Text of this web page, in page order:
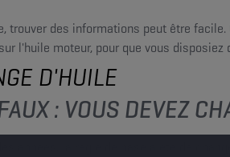
trouver des informations peut être
l'huile moteur, pour que vous
D'HUILE
: VOUS DEVEZ
années, la règle de base a été de